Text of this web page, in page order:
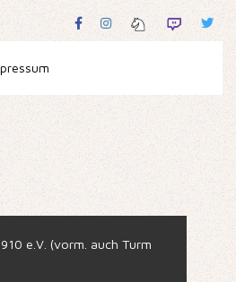
e.V. (vorm. auch Turm